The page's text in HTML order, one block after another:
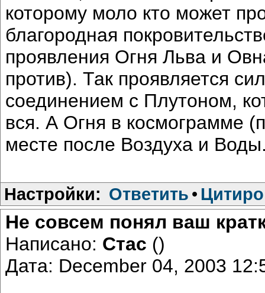
которому моло кто может
благородная
проявления Огня Льва и
против). Так проявляется
соединением с Плутоном,
вся. А Огня в космограмме
месте после Воздуха и
Настройки: Ответить •
Не совсем понял ваш
Написано: Стас ()
Дата: December 04, 2003